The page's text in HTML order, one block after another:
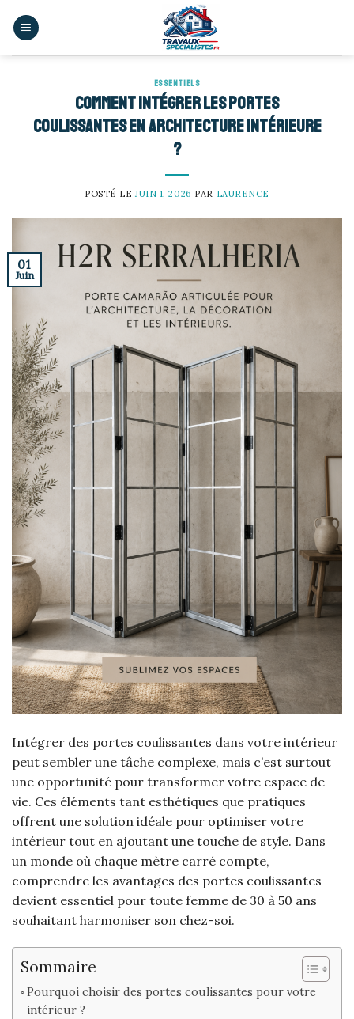
ESSENTIELS
Comment intégrer les portes
coulissantes en architecture intérieure
?
POSTÉ LE JUIN 1, 2026 PAR LAURENCE
01
Juin
Intégrer des portes coulissantes dans votre intérieur
peut sembler une tâche complexe, mais c’est surtout
une opportunité pour transformer votre espace de
vie. Ces éléments tant esthétiques que pratiques
offrent une solution idéale pour optimiser votre
intérieur tout en ajoutant une touche de style. Dans
un monde où chaque mètre carré compte,
comprendre les avantages des portes coulissantes
devient essentiel pour toute femme de 30 à 50 ans
souhaitant harmoniser son chez-soi.
Sommaire
Pourquoi choisir des portes coulissantes pour votre
intérieur ?